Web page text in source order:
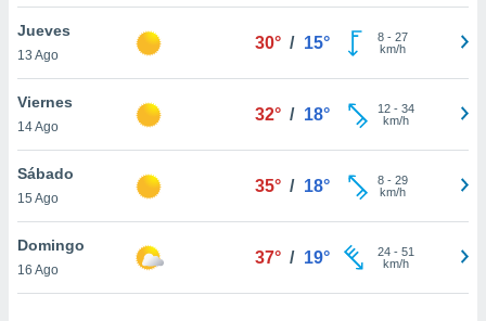
sitio
En
sean
el sitio
ni para
o
Jueves
13 Ago
30° / 15° 8- 27
km/h
Viernes
14 Ago
32° / 18° 12- 34
km/h
Sábado
15 Ago
35° / 18° 8- 29
km/h
Domingo
16 Ago
37° / 19° 24- 51
km/h